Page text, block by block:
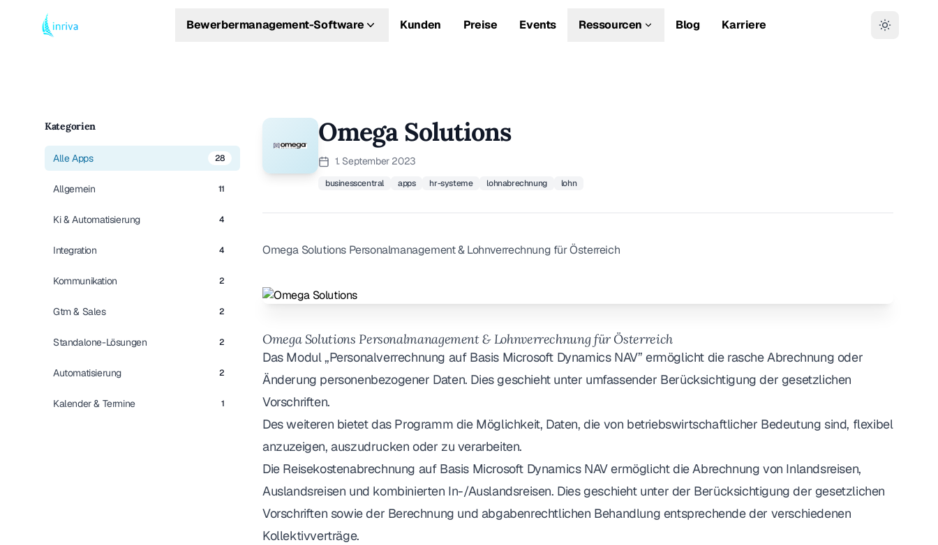
Bewerbermanagement-Software Kunden Preise Events Ressourcen Blog Karriere
Kategorien
Alle Apps 28
Allgemein 11
Ki & Automatisierung 4
Integration 4
Kommunikation 2
Gtm & Sales 2
Standalone-Lösungen 2
Automatisierung 2
Kalender & Termine 1
Omega Solutions
1. September 2023
businesscentral apps hr-systeme lohnabrechnung lohn
Omega Solutions Personalmanagement & Lohnverrechnung für Österreich
Omega Solutions Personalmanagement & Lohnverrechnung für Österreich
Das Modul „Personalverrechnung auf Basis Microsoft Dynamics NAV” ermöglicht die rasche Abrechnung oder
Änderung personenbezogener Daten. Dies geschieht unter umfassender Berücksichtigung der gesetzlichen
Vorschriften.
Des weiteren bietet das Programm die Möglichkeit, Daten, die von betriebswirtschaftlicher Bedeutung sind, flexibel
anzuzeigen, auszudrucken oder zu verarbeiten.
Die Reisekostenabrechnung auf Basis Microsoft Dynamics NAV ermöglicht die Abrechnung von Inlandsreisen,
Auslandsreisen und kombinierten In-/Auslandsreisen. Dies geschieht unter der Berücksichtigung der gesetzlichen
Vorschriften sowie der Berechnung und abgabenrechtlichen Behandlung entsprechende der verschiedenen
Kollektivverträge.